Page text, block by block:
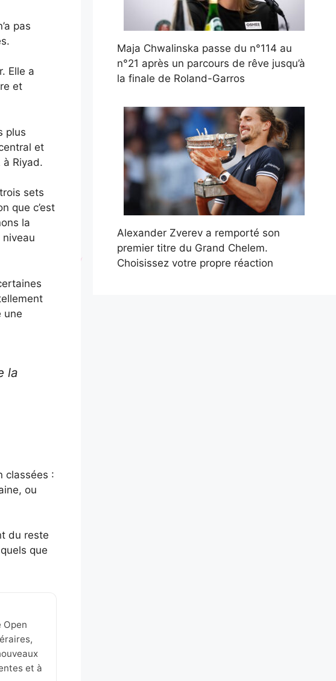
pas
Elle a
et
plus
et
Riyad.
sets
que c’est
la
une
la
classées :
ou
du reste
que
Open
et à
Maja Chwalinska passe du n°114 au
n°21 après un parcours de rêve jusqu’à
la finale de Roland-Garros
Alexander Zverev a remporté son
premier titre du Grand Chelem.
Choisissez votre propre réaction